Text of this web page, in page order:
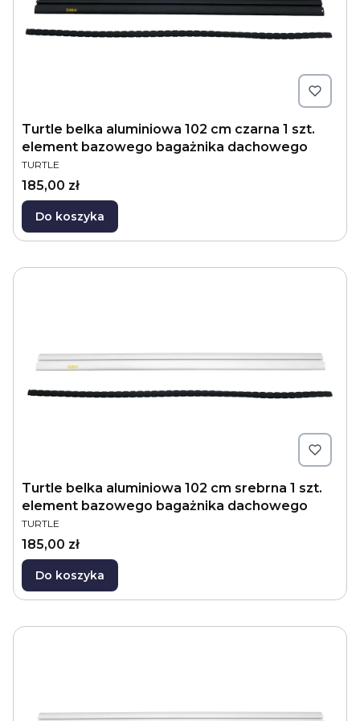
Turtle belka aluminiowa 102 cm czarna 1 szt.
element bazowego bagażnika dachowego
PRODUCENT
TURTLE
Cena
185,00 zł
Do koszyka
Turtle belka aluminiowa 102 cm srebrna 1 szt.
element bazowego bagażnika dachowego
PRODUCENT
TURTLE
Cena
185,00 zł
Do koszyka